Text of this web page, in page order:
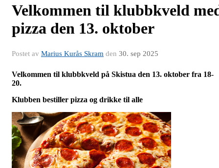
Velkommen til klubbkveld
pizza den 13. oktober
Postet av Marius Kurås Skram den 30. sep 2025
Velkommen til klubbkveld på Skistua den 13. oktober fra 18-
20.
Klubben bestiller pizza og drikke til alle